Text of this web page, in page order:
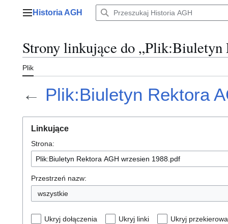
Menu główne
Historia AGH
Strony linkujące do
Plik
← Plik:Biuletyn Rektora
Linkujące
Strona:
Przestrzeń nazw:
wszystkie
Ukryj dołączenia Ukryj linki Ukryj